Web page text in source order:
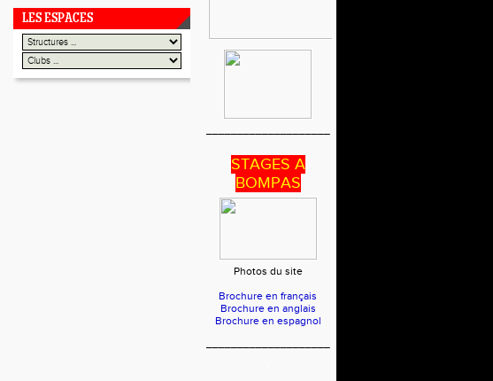
LES ESPACES
STAGES A
BOMPAS
Photos du site
Brochure en français
Brochure en anglais
Brochure en espagnol